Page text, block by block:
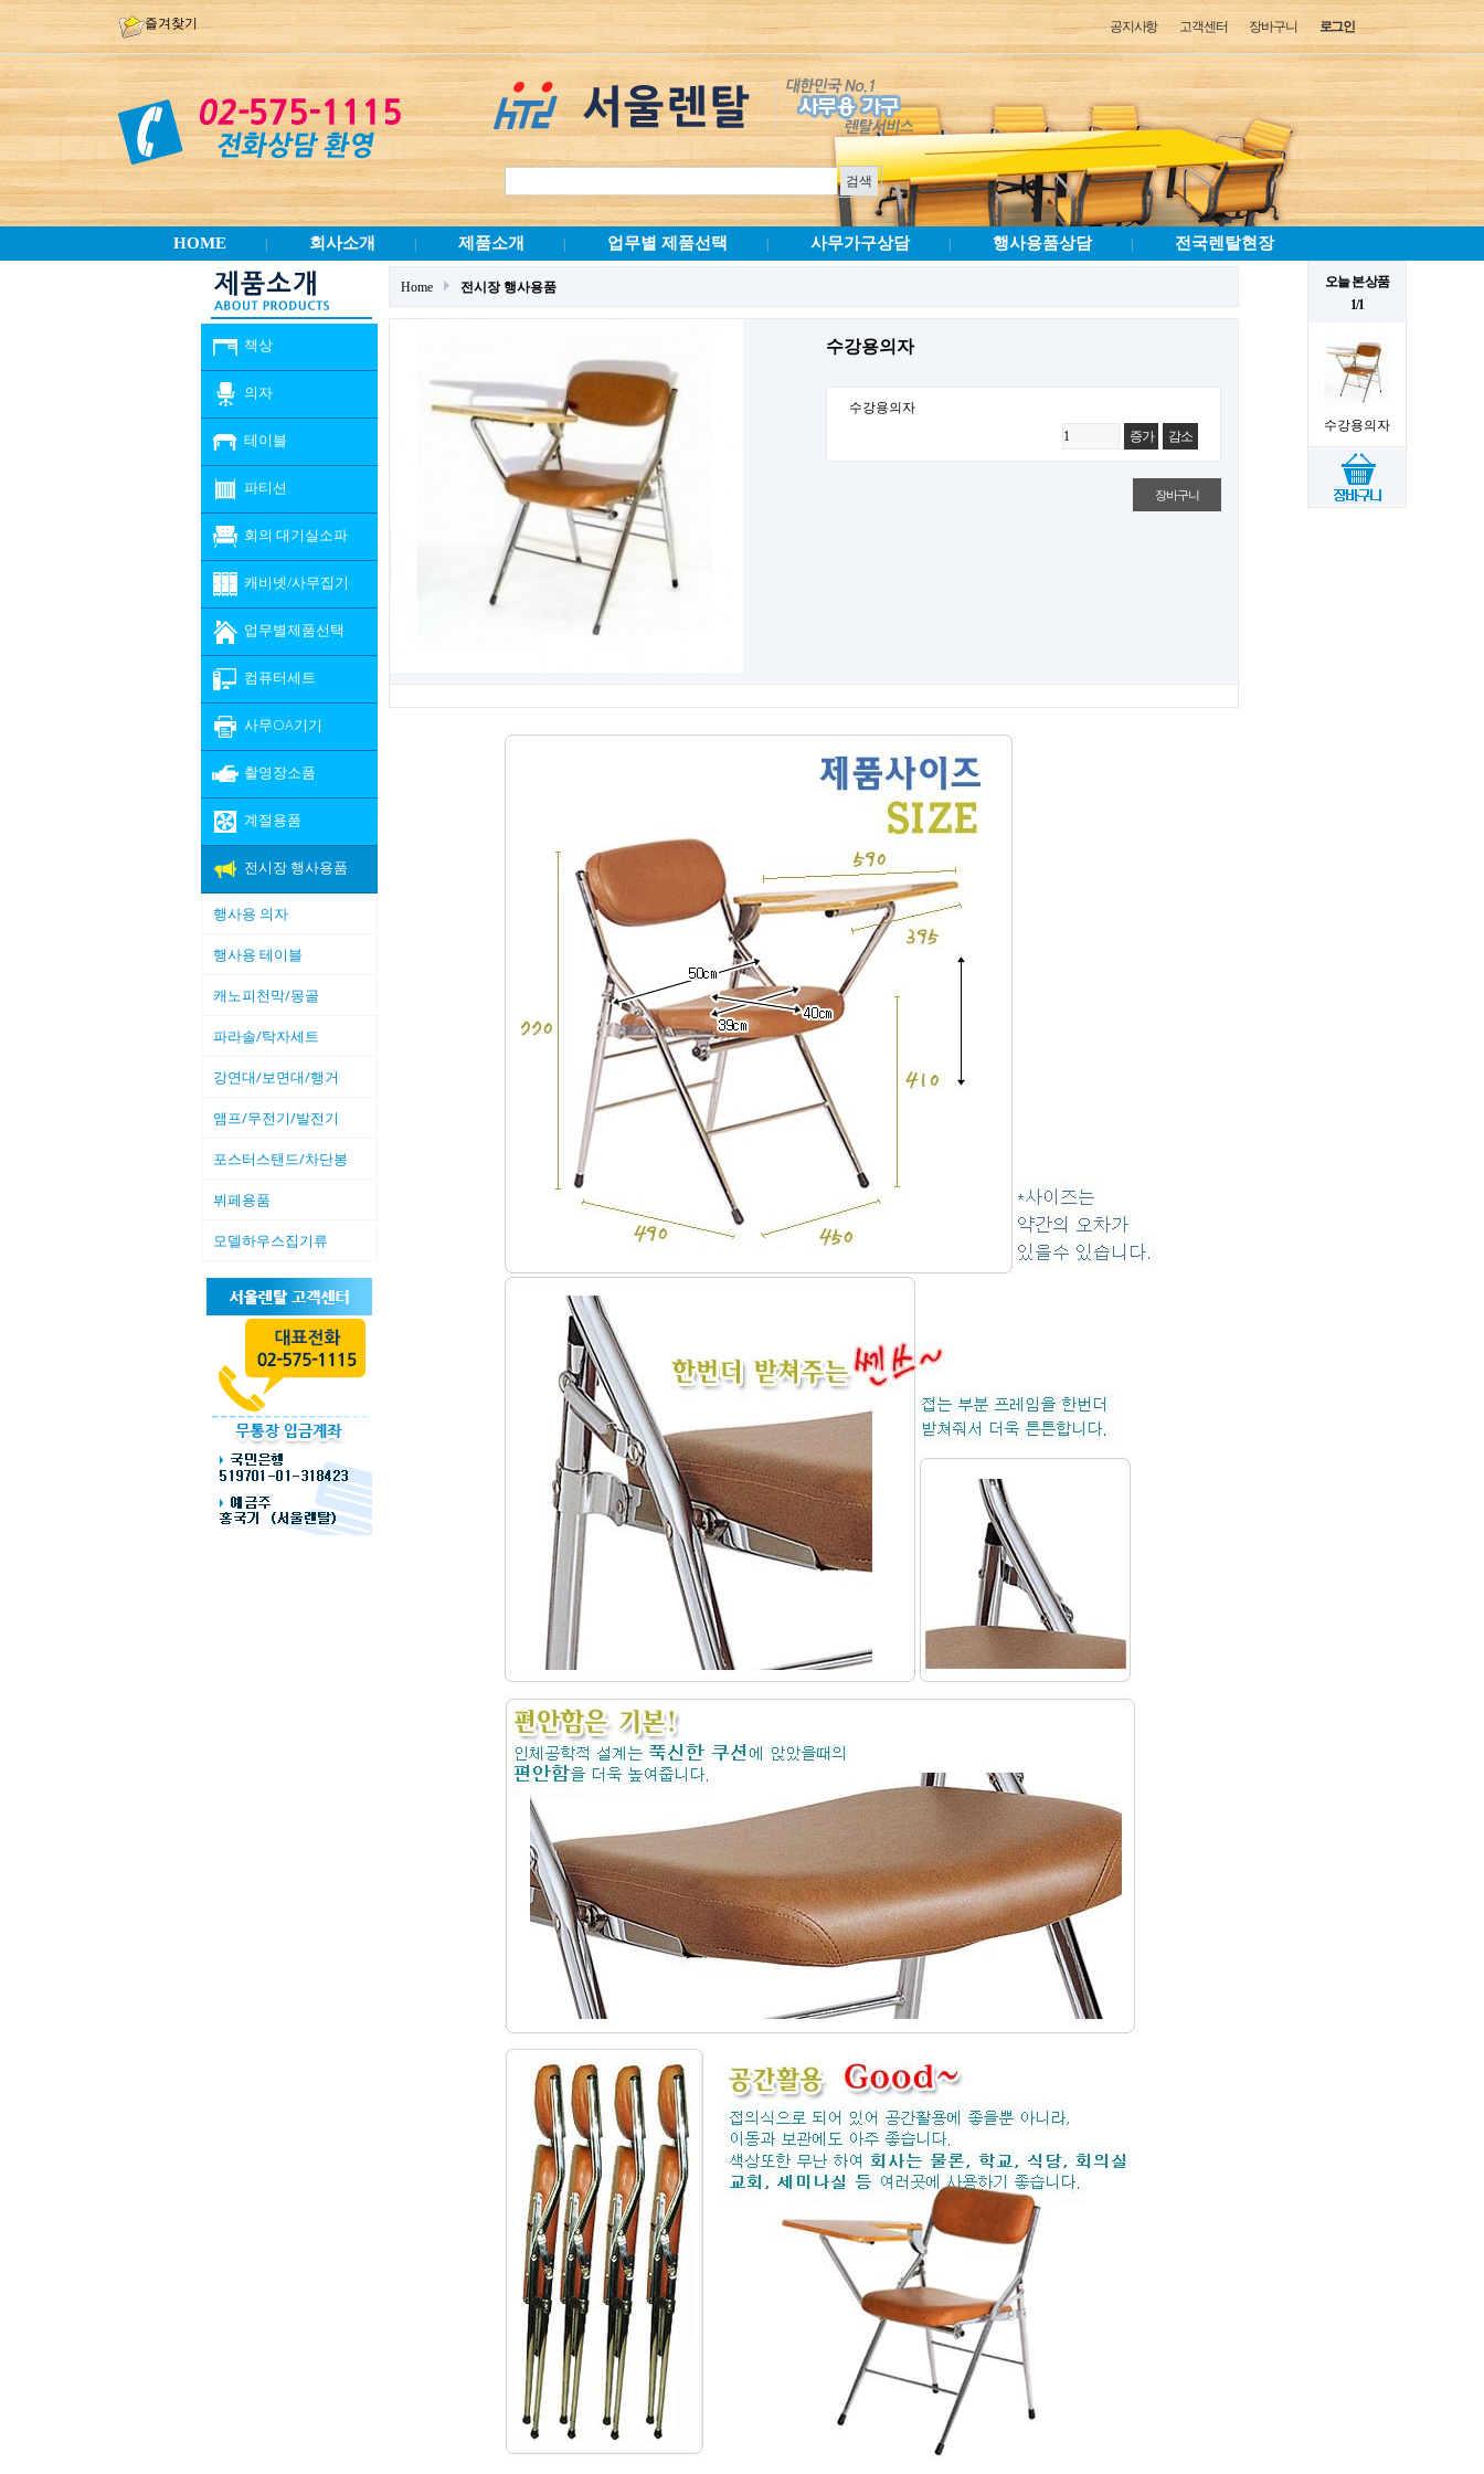
즐겨찾기 로그인
장바구니
고객센터
공지사항
HOME 회사소개 제품소개 업무별 제품선택 사무가구상담 행사용품상담 전국렌탈현장
오늘 본 상품
1/1
수강용의자
책상
의자
테이블
파티션
회의 대기실소파
캐비넷/사무집기
업무별제품선택
컴퓨터세트
사무OA기기
촬영장소품
계절용품
전시장 행사용품
행사용 의자
행사용 테이블
캐노피천막/몽골
파라솔/탁자세트
강연대/보면대/행거
앰프/무전기/발전기
포스터스탠드/차단봉
뷔페용품
모델하우스집기류
Home 전시장 행사용품
수강용의자
수강용의자
증가
감소